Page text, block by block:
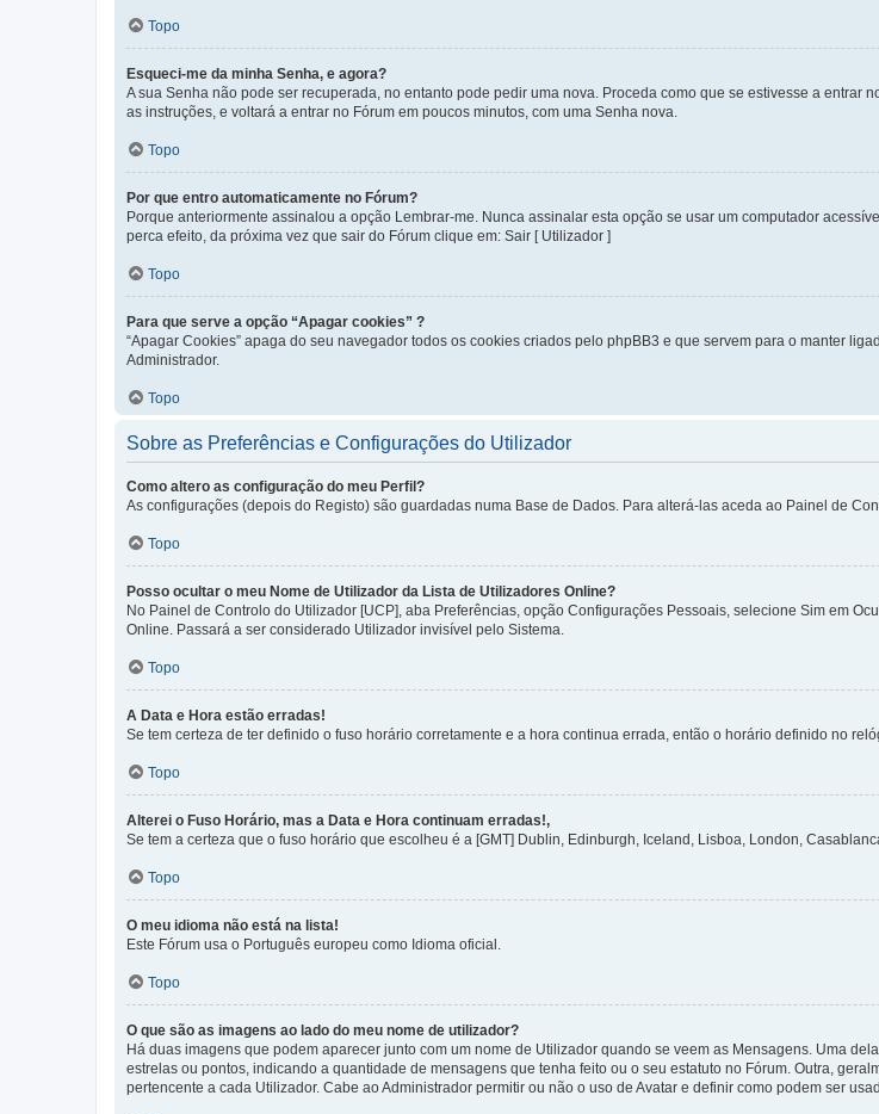
Topo
Esqueci-me da minha Senha, e agora?
A sua Senha não pode ser recuperada, no entanto pode pedir uma nova. Proceda como que se estivesse a entrar
as instruções, e voltará a entrar no Fórum em poucos minutos, com uma Senha nova.
Topo
Por que entro automaticamente no Fórum?
Porque anteriormente assinalou a opção Lembrar-me. Nunca assinalar esta opção se usar um computador
perca efeito, da próxima vez que sair do Fórum clique em: Sair [ Utilizador ]
Topo
Para que serve a opção “Apagar cookies” ?
“Apagar Cookies” apaga do seu navegador todos os cookies criados pelo phpBB3 e que servem para o manter
Administrador.
Topo
Sobre as Preferências e Configurações do Utilizador
Como altero as configuração do meu Perfil?
As configurações (depois do Registo) são guardadas numa Base de Dados. Para alterá-las aceda ao Painel de
Topo
Posso ocultar o meu Nome de Utilizador da Lista de Utilizadores Online?
No Painel de Controlo do Utilizador [UCP], aba Preferências, opção Configurações Pessoais, selecione Sim em
Online. Passará a ser considerado Utilizador invisível pelo Sistema.
Topo
A Data e Hora estão erradas!
Se tem certeza de ter definido o fuso horário corretamente e a hora continua errada, então o horário definido no
Topo
Alterei o Fuso Horário, mas a Data e Hora continuam erradas!,
Se tem a certeza que o fuso horário que escolheu é a [GMT] Dublin, Edinburgh, Iceland, Lisboa, London,
Topo
O meu idioma não está na lista!
Este Fórum usa o Português europeu como Idioma oficial.
Topo
O que são as imagens ao lado do meu nome de utilizador?
Há duas imagens que podem aparecer junto com um nome de Utilizador quando se veem as Mensagens. Uma
estrelas ou pontos, indicando a quantidade de mensagens que tenha feito ou o seu estatuto no Fórum. Outra,
pertencente a cada Utilizador. Cabe ao Administrador permitir ou não o uso de Avatar e definir como podem ser